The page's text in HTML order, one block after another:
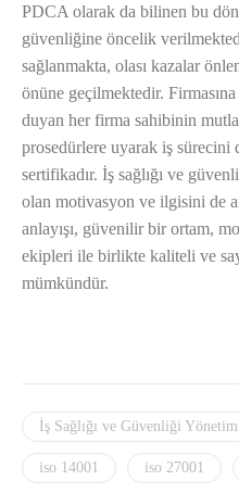
PDCA olarak da bilinen bu
güvenliğine öncelik
sağlanmakta, olası kazalar
önüne geçilmektedir. Firmasına
duyan her firma sahibinin
prosedürlere uyarak iş sürecini
sertifikadır. İş sağlığı ve
olan motivasyon ve ilgisini de
anlayışı, güvenilir bir ortam,
ekipleri ile birlikte kaliteli ve
mümkündür.
İş Sağlığı ve Güvenliği
iso 14001 iso 27001